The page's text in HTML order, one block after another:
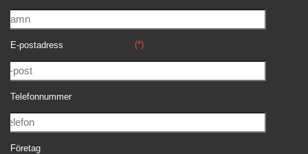
E-postadress (*)
Telefonnummer
Företag